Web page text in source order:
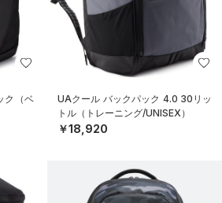
ク（ベ
UAクール バックパック 4.0 30リッ
トル（トレーニング/UNISEX）
￥18,920